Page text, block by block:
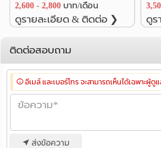
2,600 - 2,800 บาท/เดือน
ดูรายละเอียด & ติดต่อ ❯ ดูร
ติดต่อสอบถาม
อีเมล์ และเบอร์โทร จะสามารถเห็นได้เฉพาะผู้
ส่งข้อความ